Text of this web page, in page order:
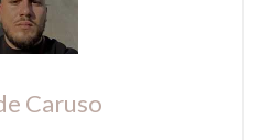
Caruso